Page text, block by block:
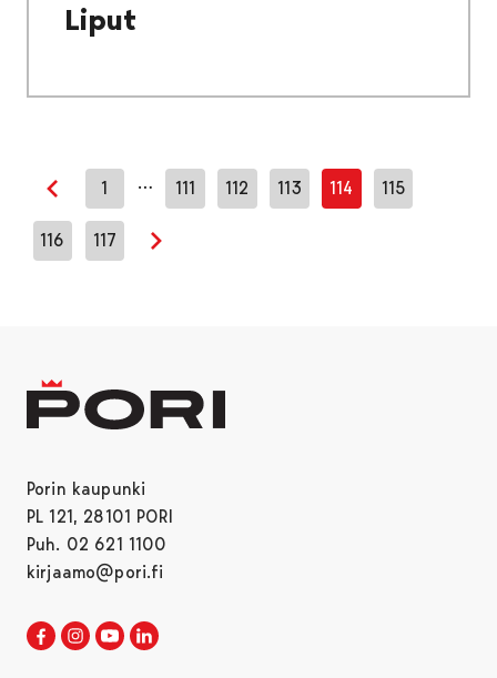
Liput
Edellinen sivu
1 … 111 112 113 114 115
116 117
Porin kaupunki
PL 121, 28101 PORI
Puh. 02 621 1100
kirjaamo@pori.fi
Porin kaupunki Facebookissa
Avautuu uudessa välilehdessä
Porin kaupunki Instagramissa
Avautuu uudessa välilehdessä
Porin kaupunki Youtubessa
Avautuu uudessa välilehdessä